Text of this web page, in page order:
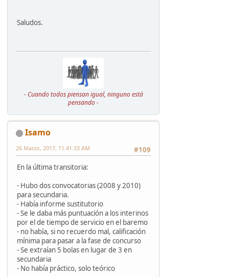
Saludos.
- Cuando todos piensan igual, ninguno está
pensando -
Isamo
#109
26 Marzo, 2017, 11:41:33 AM
En la última transitoria:
- Hubo dos convocatorias (2008 y 2010)
para secundaria.
- Habí­a informe sustitutorio
- Se le daba más puntuación a los interinos
por el de tiempo de servicio en el baremo
- no había, si no recuerdo mal, calificación
mínima para pasar a la fase de concurso
- Se extraían 5 bolas en lugar de 3 en
secundaria
- No había práctico, solo teórico